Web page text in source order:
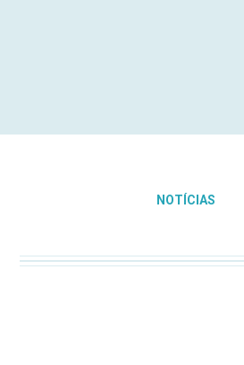
NOTÍCIAS